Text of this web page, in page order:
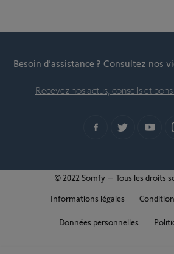
Besoin d’assistance ? Consultez nos
Recevez nos actus, conseils et
© 2022 Somfy – Tous les droits
Informations légales
Données personnelles